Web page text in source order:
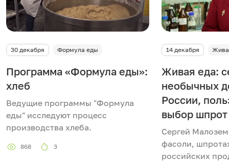
30 декабря Формула еды
Программа «Формула еды»:
хлеб
Ведущие программы "Формула
еды" исследуют процесс
производства хлеба.
868 3
14 декабря
Живая еда:
необычных
России,
выбор шпрот
Сергей
фасоли,
российских